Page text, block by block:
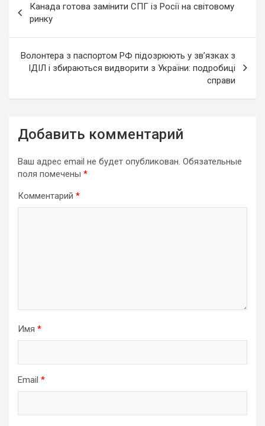
по
записям
Канада готова замінити СПГ із Росії на світовому
ринку
Волонтера з паспортом РФ підозрюють у зв’язках з
ІДІЛ і збираються видворити з України: подробиці
справи
Добавить комментарий
Ваш адрес email не будет опубликован. Обязательные
поля помечены *
Комментарий *
Имя *
Email *